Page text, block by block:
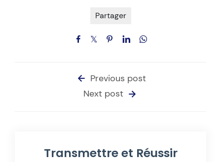
Partager
Previous post
Next post
Transmettre et Réussir